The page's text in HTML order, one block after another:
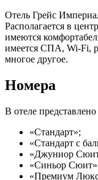
Отель Грейс
Располагается в
имеются
имеется СПА, Wi-Fi,
многое другое.
Номера
В отеле
«Стандарт»;
«Стандарт с
«Джуниор
«Синьор
«Премиум